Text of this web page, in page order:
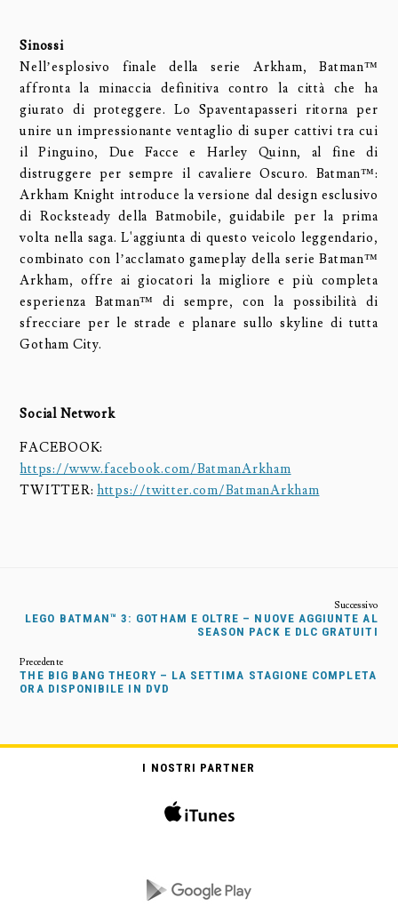
Sinossi
Nell’esplosivo finale della serie Arkham, Batman™
affronta la minaccia definitiva contro la città che ha
giurato di proteggere. Lo Spaventapasseri ritorna per
unire un impressionante ventaglio di super cattivi tra cui
il Pinguino, Due Facce e Harley Quinn, al fine di
distruggere per sempre il cavaliere Oscuro. Batman™:
Arkham Knight introduce la versione dal design esclusivo
di Rocksteady della Batmobile, guidabile per la prima
volta nella saga. L'aggiunta di questo veicolo leggendario,
combinato con l’acclamato gameplay della serie Batman™
Arkham, offre ai giocatori la migliore e più completa
esperienza Batman™ di sempre, con la possibilità di
sfrecciare per le strade e planare sullo skyline di tutta
Gotham City.
Social Network
FACEBOOK:
https://www.facebook.com/BatmanArkham
TWITTER:https://twitter.com/BatmanArkham
LEGO BATMAN™ 3: GOTHAM E OLTRE – NUOVE AGGIUNTE AL
SEASON PACK E DLC GRATUITI
THE BIG BANG THEORY – LA SETTIMA STAGIONE COMPLETA
ORA DISPONIBILE IN DVD
I NOSTRI PARTNER